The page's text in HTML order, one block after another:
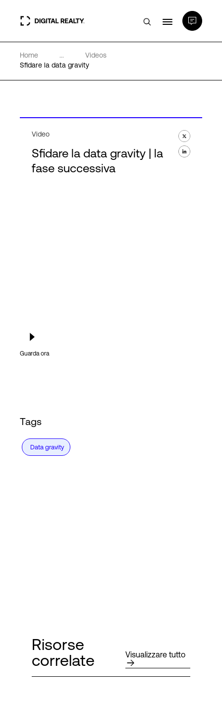
Data center
Competenze e Risorse
Home ...
Videos
Sfidare la data gravity
Video
Sfidare la data gravity | la
fase successiva
Guarda ora
Tags
Data gravity
Risorse
correlate
Visualizzare tutto